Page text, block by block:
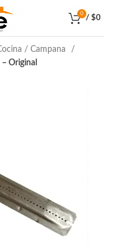
0
/ $0
/ Campana
Original